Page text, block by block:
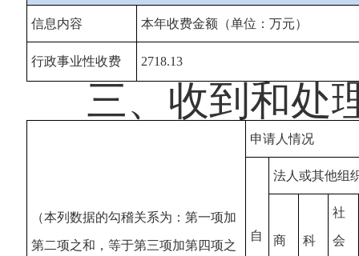
信息内容 本年收费金额（单位：万元）
行政事业性收费 2718.13
三、收到和处
（本列数据的勾稽关系为：第一项加
第二项之和，等于第三项加第四项之
申请人情况
自
法人或其他组
商 科
社
会